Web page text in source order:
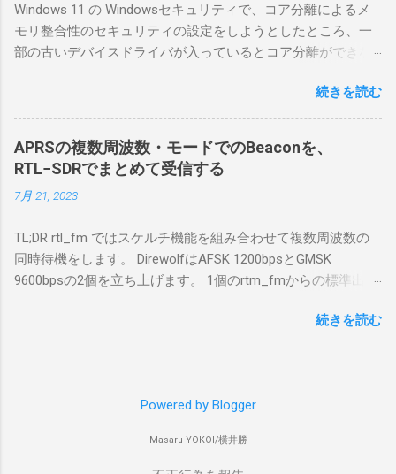
合は、下記のこれらものが必要である ICOMの
無線機。 今回は私が持っているIC-7300を使
う。 無線機側(サーバ側) のWindows PC。 今
を入れて使っている。 TPMとか入っているの
でBitLockerのDisk暗号化もでき、遠隔地で盗難
にあってもデータ流出の危険性が少ないかな
と思って。 操作側 (クライアント側) の
ど。 そして、リモート操作を行うソフトウェ
アであるRS-BA1。 RS-BA1はサーバ側・クラ
イアント側の両方にインストールする。 私の
理解した無線機からサーバPC、クライアント
コンとつながり、CI-Vでのコマンドが交換で
変調音を送受信できるようになっている。 無
Windows 11 の Windowsセキュリティで、コア分離によるメ
モリ整合性のセキュリティの設定をしようとしたところ、一
部の古いデバイスドライバが入っているとコア分離ができな
で利用する Win10Pcap.sys が入っているためにコア分離がで
きないとエラーが出ておりました。 アンインストールのプロ
グラムなどを走らせてもアンインストールできなかったの
で、どのように実行すればよいのか調べながら実施しまし
た。結論としては pnputil というコマンドを用いればよかった
です。 まずは管理者権限でTerminalを実行します。
PowerShellが起動しました。 適当なファイルに、現在インス
トールされているドライバを書き出す。 pnputil /enum-
drivers > inf.txt # 上記のファイルから win10pcap を探し出す
開名が oem131.inf であるとわかりました。 公開名:
ョン: 10/08/2015 10.2.0.5002 署名者名: Microsoft Windows
Hardware Compatibility Publisher 今回の場合は oem131.inf が
続きを読む
APRSの複数周波数・モードでのBeaconを、
RTL−SDRでまとめて受信する
7月 21, 2023
TL;DR rtl_fm ではスケルチ機能を組み合わせて複数周波数の
同時待機をします。 DirewolfはAFSK 1200bpsとGMSK
9600bpsの2個を立ち上げます。 1個のrtm_fmからの標準出力
す。 コマンドはこのようになりました。 #!/bin/bash
B 1200 - | logger -t direwolf1)| \ direwolf -c "$direwolf_conf" -r
トリにおいてある direwolf.conf の中身は、このようになって
続きを読む
Powered by Blogger
Masaru YOKOI/横井勝